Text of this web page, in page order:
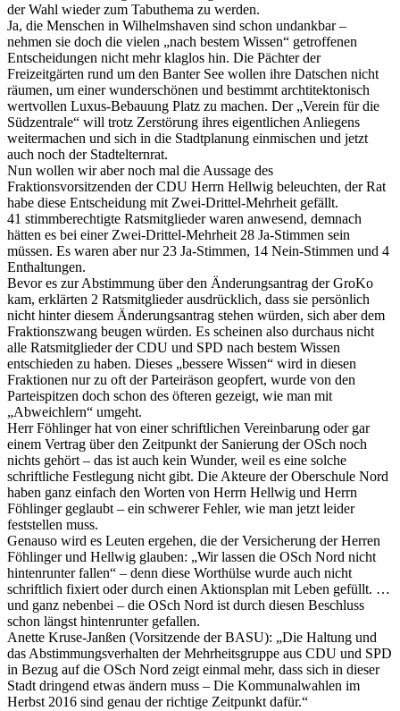
der Wahl wieder zum Tabuthema zu werden.
Ja, die Menschen in Wilhelmshaven sind schon undankbar –
nehmen sie doch die vielen „nach bestem Wissen“ getroffenen
Entscheidungen nicht mehr klaglos hin. Die Pächter der
Freizeitgärten rund um den Banter See wollen ihre Datschen nicht
räumen, um einer wunderschönen und bestimmt archtitektonisch
wertvollen Luxus-Bebauung Platz zu machen. Der „Verein für die
Südzentrale“ will trotz Zerstörung ihres eigentlichen Anliegens
weitermachen und sich in die Stadtplanung einmischen und jetzt
auch noch der Stadtelternrat.
Nun wollen wir aber noch mal die Aussage des
Fraktionsvorsitzenden der CDU Herrn Hellwig beleuchten, der Rat
habe diese Entscheidung mit Zwei-Drittel-Mehrheit gefällt.
41 stimmberechtigte Ratsmitglieder waren anwesend, demnach
hätten es bei einer Zwei-Drittel-Mehrheit 28 Ja-Stimmen sein
müssen. Es waren aber nur 23 Ja-Stimmen, 14 Nein-Stimmen und 4
Enthaltungen.
Bevor es zur Abstimmung über den Änderungsantrag der GroKo
kam, erklärten 2 Ratsmitglieder ausdrücklich, dass sie persönlich
nicht hinter diesem Änderungsantrag stehen würden, sich aber dem
Fraktionszwang beugen würden. Es scheinen also durchaus nicht
alle Ratsmitglieder der CDU und SPD nach bestem Wissen
entschieden zu haben. Dieses „bessere Wissen“ wird in diesen
Fraktionen nur zu oft der Parteiräson geopfert, wurde von den
Parteispitzen doch schon des öfteren gezeigt, wie man mit
„Abweichlern“ umgeht.
Herr Föhlinger hat von einer schriftlichen Vereinbarung oder gar
einem Vertrag über den Zeitpunkt der Sanierung der OSch noch
nichts gehört – das ist auch kein Wunder, weil es eine solche
schriftliche Festlegung nicht gibt. Die Akteure der Oberschule Nord
haben ganz einfach den Worten von Herrn Hellwig und Herrn
Föhlinger geglaubt – ein schwerer Fehler, wie man jetzt leider
feststellen muss.
Genauso wird es Leuten ergehen, die der Versicherung der Herren
Föhlinger und Hellwig glauben: „Wir lassen die OSch Nord nicht
hintenrunter fallen“ – denn diese Worthülse wurde auch nicht
schriftlich fixiert oder durch einen Aktionsplan mit Leben gefüllt. …
und ganz nebenbei – die OSch Nord ist durch diesen Beschluss
schon längst hintenrunter gefallen.
Anette Kruse-Janßen (Vorsitzende der BASU): „Die Haltung und
das Abstimmungsverhalten der Mehrheitsgruppe aus CDU und SPD
in Bezug auf die OSch Nord zeigt einmal mehr, dass sich in dieser
Stadt dringend etwas ändern muss – Die Kommunalwahlen im
Herbst 2016 sind genau der richtige Zeitpunkt dafür.“